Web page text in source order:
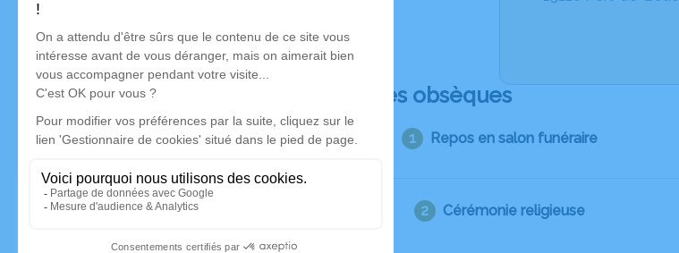
Déroulé des obsèques
Repos en salon funéraire
Cérémonie religieuse